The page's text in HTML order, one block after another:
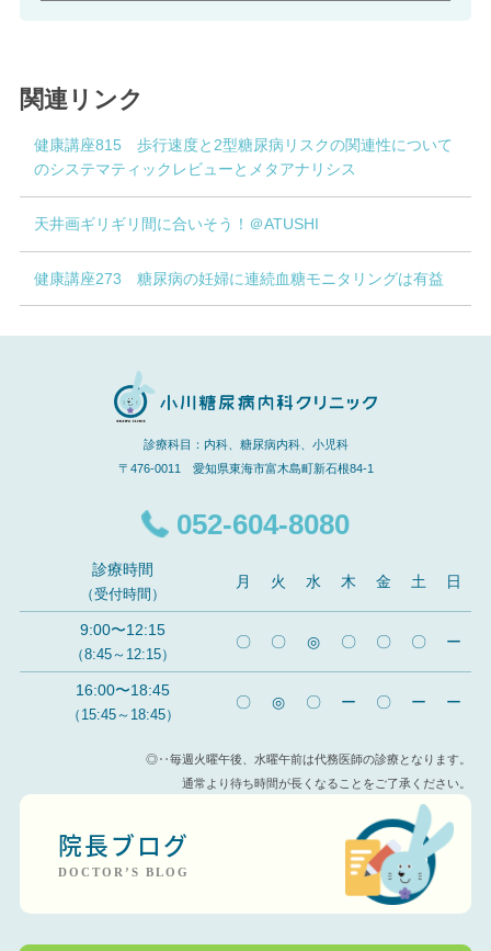
関連リンク
健康講座815 歩行速度と2型糖尿病リスクの関連性について
のシステマティックレビューとメタアナリシス
天井画ギリギリ間に合いそう！＠ATUSHI
健康講座273 糖尿病の妊婦に連続血糖モニタリングは有益
診療科目：内科、糖尿病内科、小児科
〒476-0011 愛知県東海市富木島町新石根84-1
052-604-8080
診療時間
（受付時間）
月 火 水 木 金 土 日
9:00〜12:15
（8:45～12:15）
〇 〇 ◎ 〇 〇 〇 ー
16:00〜18:45
（15:45～18:45）
〇 ◎ 〇 ー 〇 ー ー
◎‥毎週火曜午後、水曜午前は代務医師の診療となります。
通常より待ち時間が長くなることをご了承ください。
院長ブログ
DOCTOR’S BLOG